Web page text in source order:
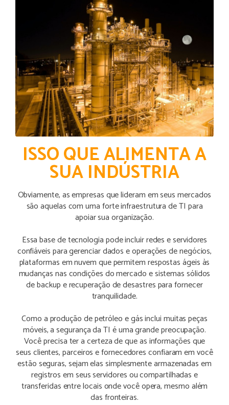
ISSO QUE ALIMENTA A
SUA INDÚSTRIA
Obviamente, as empresas que lideram em seus mercados
são aquelas com uma forte infraestrutura de TI para
apoiar sua organização.
Essa base de tecnologia pode incluir redes e servidores
confiáveis ​​para gerenciar dados e operações de negócios,
plataformas em nuvem que permitem respostas ágeis às
mudanças nas condições do mercado e sistemas sólidos
de backup e recuperação de desastres para fornecer
tranquilidade.
Como a produção de petróleo e gás inclui muitas peças
móveis, a segurança da TI é uma grande preocupação.
Você precisa ter a certeza de que as informações que
seus clientes, parceiros e fornecedores confiaram em você
estão seguras, sejam elas simplesmente armazenadas em
registros em seus servidores ou compartilhadas e
transferidas entre locais onde você opera, mesmo além
das fronteiras.